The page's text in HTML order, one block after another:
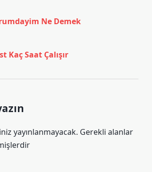
Ne Demek
Kaç Saat Çalışır
yayınlanmayacak. Gerekli alanlar